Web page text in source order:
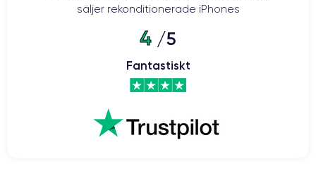
säljer rekonditionerade iPhones
4 /5
Fantastiskt